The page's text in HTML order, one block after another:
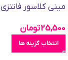
مینی کلاسور فانتزی
25,500تومان
انتخاب گزینه ها